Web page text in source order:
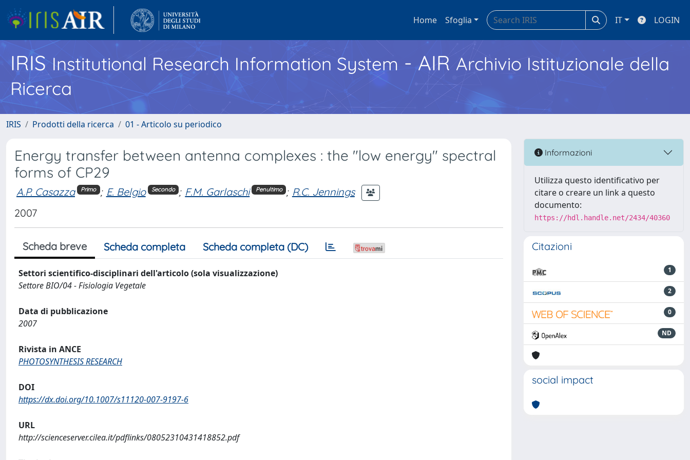
Home Sfoglia IT LOGIN
IRISInstitutional Research Information System - AIR Archivio Istituzionale della
Ricerca
IRIS Prodotti della ricerca 01 - Articolo su periodico
Energy transfer between antenna complexes : the "low energy" spectral
forms of CP29
A.P. Casazza Primo ; E. Belgio Secondo ; F.M. Garlaschi Penultimo ; R.C. Jennings
2007
Scheda breve Scheda completa Scheda completa (DC)
Settori scientifico-disciplinari dell'articolo (sola visualizzazione)
Settore BIO/04 - Fisiologia Vegetale
Data di pubblicazione
2007
Rivista in ANCE
PHOTOSYNTHESIS RESEARCH
DOI
https://dx.doi.org/10.1007/s11120-007-9197-6
URL
http://scienceserver.cilea.it/pdflinks/08052310431418852.pdf
Informazioni
Utilizza questo identificativo per
citare o creare un link a questo
documento:
https://hdl.handle.net/2434/40360
Citazioni
1
2
0
ND
social impact